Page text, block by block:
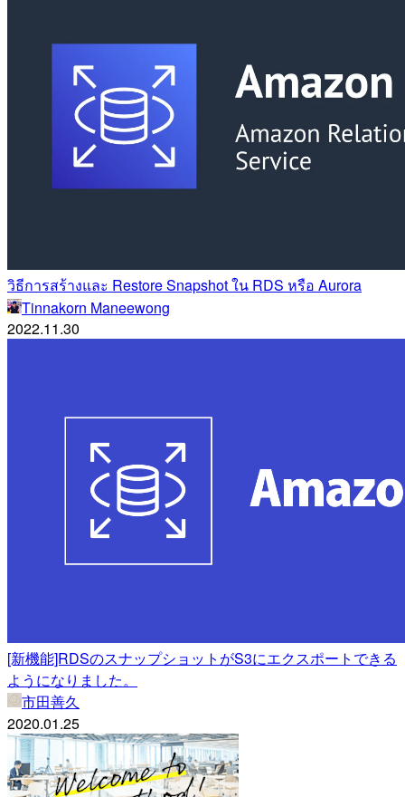
วิธีการสร้างและ Restore Snapshot ใน RDS หรือ Aurora
Tinnakorn Maneewong
2022.11.30
[新機能]RDSのスナップショットがS3にエクスポートできる
ようになりました。
市田善久
2020.01.25